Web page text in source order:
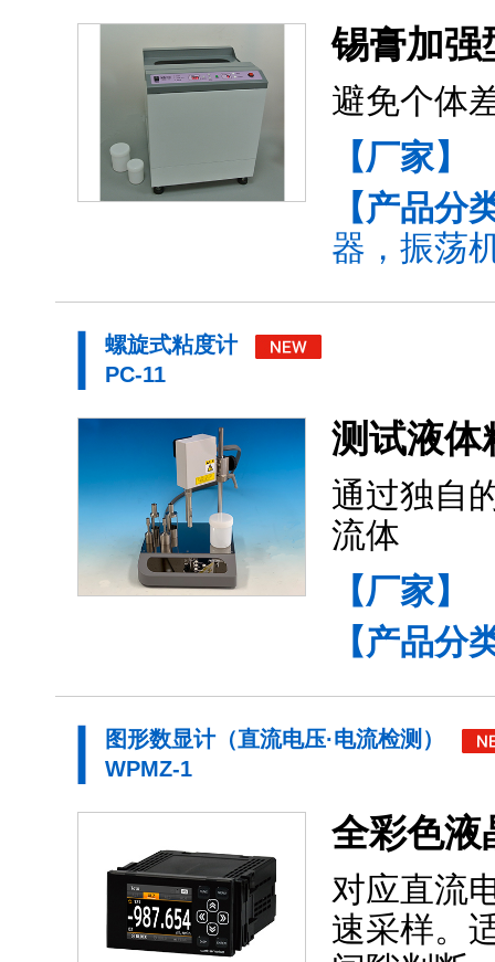
锡膏加强
避免个体
【厂家】
【产品分
器，振荡
螺旋式粘度计
PC-11
测试液体
通过独自
流体
【厂家】
【产品分
图形数显计（直流电压·电流检测）
WPMZ-1
全彩色液
对应直流
速采样。